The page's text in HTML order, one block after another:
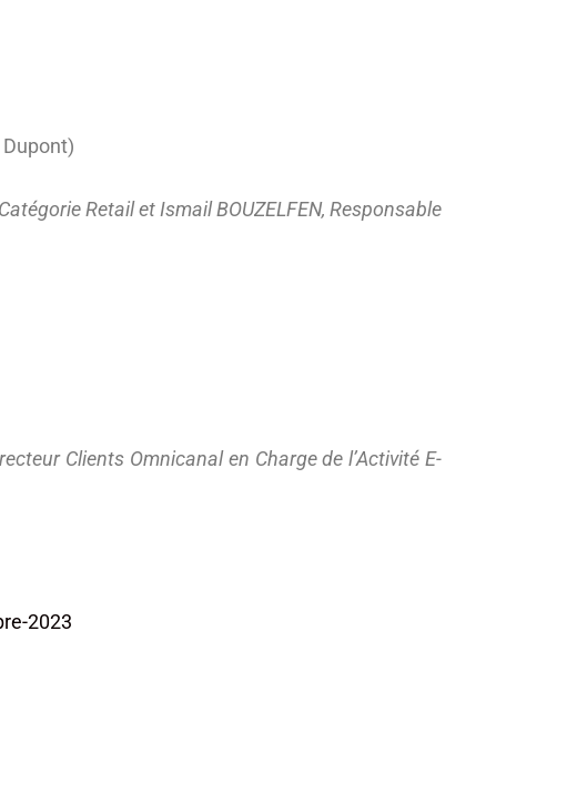
Retail et Ismail BOUZELFEN, Responsable
Clients Omnicanal en Charge de l’Activité E-
2023